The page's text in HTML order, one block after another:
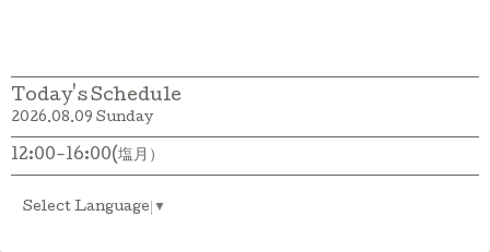
Today's Schedule
2026.08.09 Sunday
12:00-16:00(塩月）
Select Language ▼